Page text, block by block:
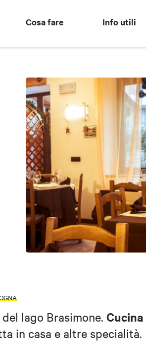
Cosa fare Info utili
lago Brasimone. Cucina
in casa e altre specialità.